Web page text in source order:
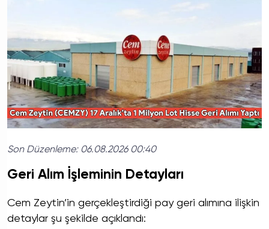
Son Düzenleme: 06.08.2026 00:40
Geri Alım İşleminin Detayları
Cem Zeytin’in gerçekleştirdiği pay geri alımına ilişkin
detaylar şu şekilde açıklandı: